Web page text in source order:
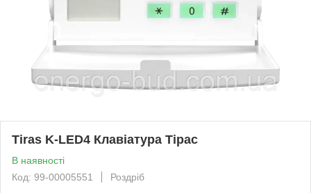
Tiras K-LED4 Клавіатура Тірас
В наявності
Код: 99-00005551
Роздріб